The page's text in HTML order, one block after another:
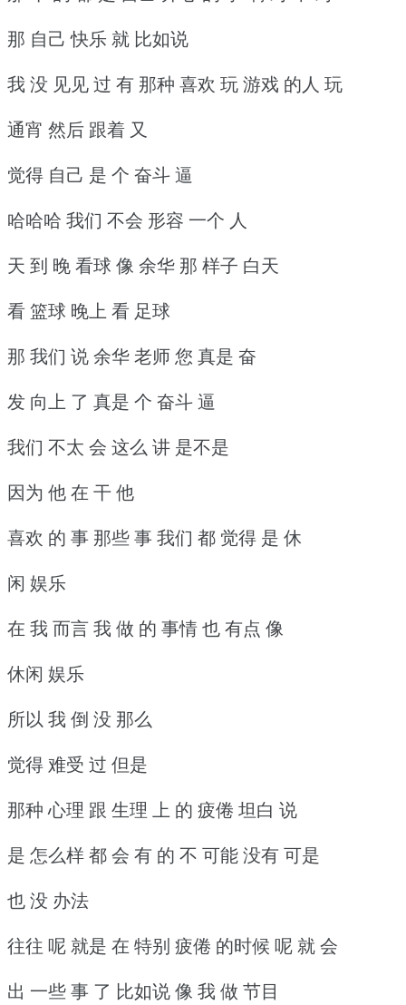
那 自己 快乐 就 比如说
我 没 见见 过 有 那种 喜欢 玩 游戏 的人 玩
通宵 然后 跟着 又
觉得 自己 是 个 奋斗 逼
哈哈哈 我们 不会 形容 一个 人
天 到 晚 看球 像 余华 那 样子 白天
看 篮球 晚上 看 足球
那 我们 说 余华 老师 您 真是 奋
发 向上 了 真是 个 奋斗 逼
我们 不太 会 这么 讲 是不是
因为 他 在 干 他
喜欢 的 事 那些 事 我们 都 觉得 是 休
闲 娱乐
在 我 而言 我 做 的 事情 也 有点 像
休闲 娱乐
所以 我 倒 没 那么
觉得 难受 过 但是
那种 心理 跟 生理 上 的 疲倦 坦白 说
是 怎么样 都 会 有 的 不 可能 没有 可是
也 没 办法
往往 呢 就是 在 特别 疲倦 的时候 呢 就 会
出 一些 事 了 比如说 像 我 做 节目